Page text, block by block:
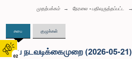
02
முதற்பக்கம் நேரலை - பதிவுருத்தப்பட்ட
சபை குழுக்கள்
சபை நடவடிக்கைமுறை (2026-05-21)